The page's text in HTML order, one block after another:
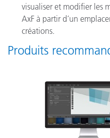
visualiser et modifier les
AxF à partir d’un
créations.
Produits